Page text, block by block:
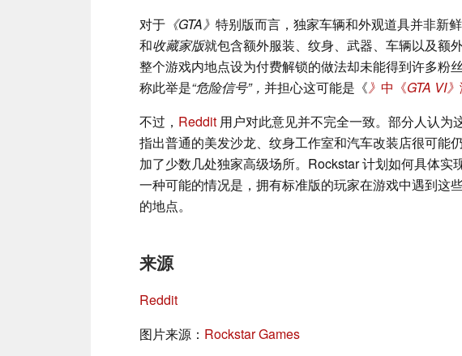
对于 《GTA》 特别版而言，独家车辆和外观道具并非新
和收藏家版就包含额外服装、纹身、武器、车辆以及额
整个游戏内地点设为付费解锁的做法却未能得到许多粉
称此举是“危险信号”， 并担心这可能是《》 中《GTA VI》
不过， Reddit 用户对此意见并不完全一致。部分人认为
指出普通的美发沙龙、纹身工作室和汽车改装店很可能
加了少数几处独家高级场所。Rockstar 计划如何具体实
一种可能的情况是，拥有标准版的玩家在游戏中遇到这
的地点。
来源
Reddit
图片来源： Rockstar Games